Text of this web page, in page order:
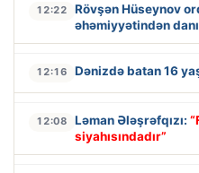
12:22
Rövşən Hüseynov
əhəmiyyətindən
12:16 Dənizdə batan 16
12:08 Ləman Ələşrəfqızı:
siyahısındadır”